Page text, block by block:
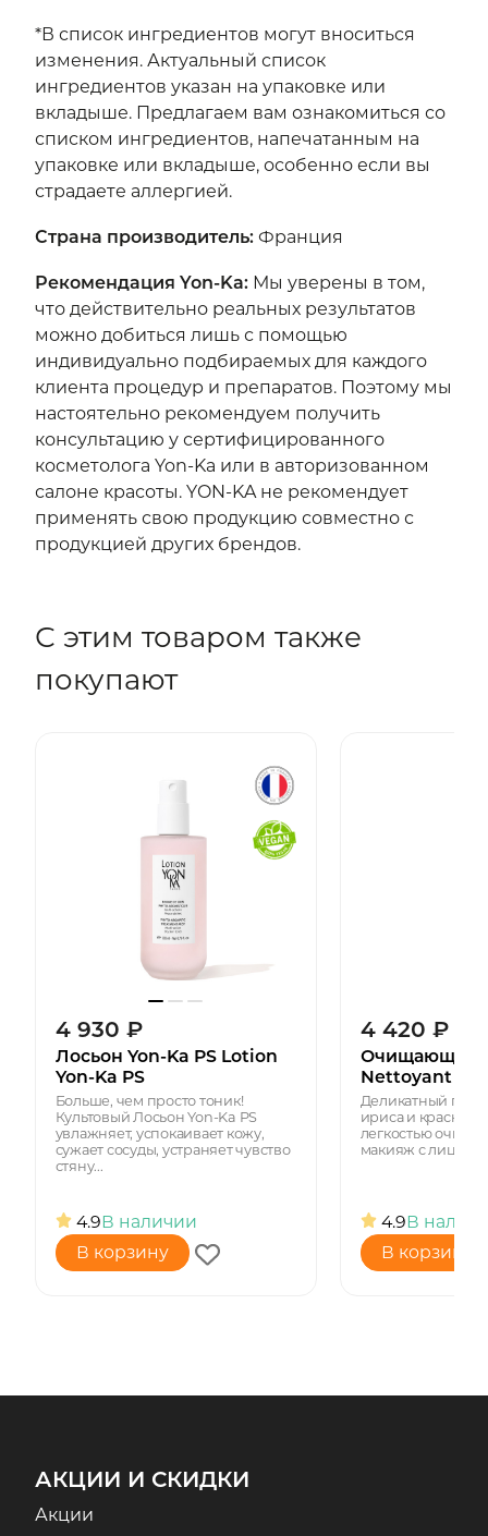
*В список ингредиентов могут вноситься
изменения. Актуальный список
ингредиентов указан на упаковке или
вкладыше. Предлагаем вам ознакомиться со
списком ингредиентов, напечатанным на
упаковке или вкладыше, особенно если вы
страдаете аллергией.
Страна производитель:Франция
Рекомендация Yon-Ka:Мы уверены в том,
что действительно реальных результатов
можно добиться лишь с помощью
индивидуально подбираемых для каждого
клиента процедур и препаратов. Поэтому мы
настоятельно рекомендуем получить
консультацию у сертифицированного
косметолога Yon-Ka или в авторизованном
салоне красоты. YON-KA не рекомендует
применять свою продукцию совместно с
продукцией других брендов.
С этим товаром также
покупают
4 930 ₽
Лосьон Yon-Ka PS Lotion
Yon-Ka PS
Больше, чем просто тоник!
Культовый Лосьон Yon-Ka PS
увлажняет, успокаивает кожу,
сужает сосуды, устраняет чувство
стяну...
4.9В наличии
В корзину
4 420 ₽
Очищающий
Nettoyant
Деликатный гель
ириса и
легкостью
макияж с лица,
4.9В
В корзину
АКЦИИ И СКИДКИ
Акции